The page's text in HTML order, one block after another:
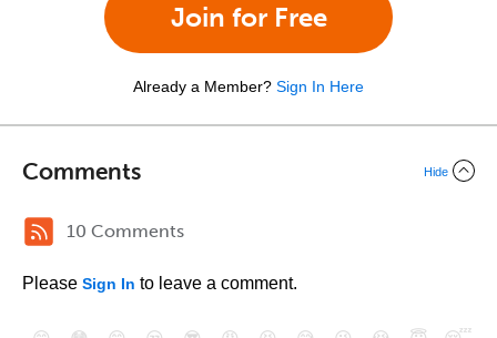
Join for Free
Already a Member? Sign In Here
Comments Hide
10 Comments
Please Sign In to leave a comment.